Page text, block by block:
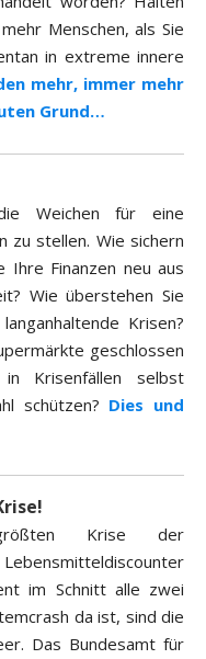
Menschen, als Sie
in extreme innere
mehr, immer mehr
Grund…
Weichen für eine
zu stellen. Wie sichern
Ihre Finanzen neu aus
Wie überstehen Sie
Krisen?
geschlossen
Krisenfällen selbst
schützen? Dies und
Krise der
im Schnitt alle zwei
da ist, sind die
Das Bundesamt für